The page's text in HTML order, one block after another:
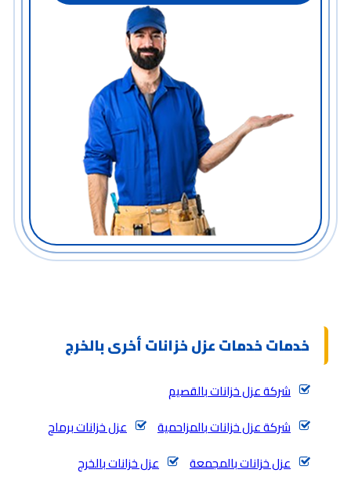
خدمات خدمات عزل خزانات أخرى بالخرج
شركة عزل خزانات بالقصيم
شركة عزل خزانات بالمزاحمية
عزل خزانات برماح
عزل خزانات بالمجمعة
عزل خزانات بالخرج